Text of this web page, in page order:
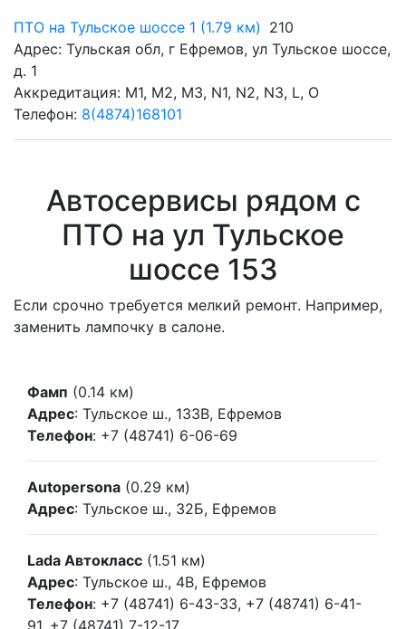
ПТО на Тульское шоссе 1 (1.79 км) 210
Адрес: Тульская обл, г Ефремов, ул Тульское шоссе,
д. 1
Аккредитация: M1, M2, M3, N1, N2, N3, L, O
Телефон: 8(4874)168101
Автосервисы рядом с
ПТО на ул Тульское
шоссе 153
Если срочно требуется мелкий ремонт. Например,
заменить лампочку в салоне.
Фамп (0.14 км)
Адрес: Тульское ш., 133В, Ефремов
Телефон: +7 (48741) 6-06-69
Autopersona (0.29 км)
Адрес: Тульское ш., 32Б, Ефремов
Lada Автокласс (1.51 км)
Адрес: Тульское ш., 4В, Ефремов
Телефон: +7 (48741) 6-43-33, +7 (48741) 6-41-
91, +7 (48741) 7-12-17